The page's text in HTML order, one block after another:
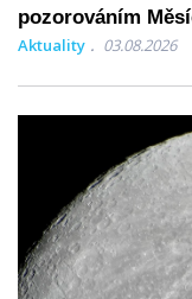
pozorováním
Aktuality 03.08.2026